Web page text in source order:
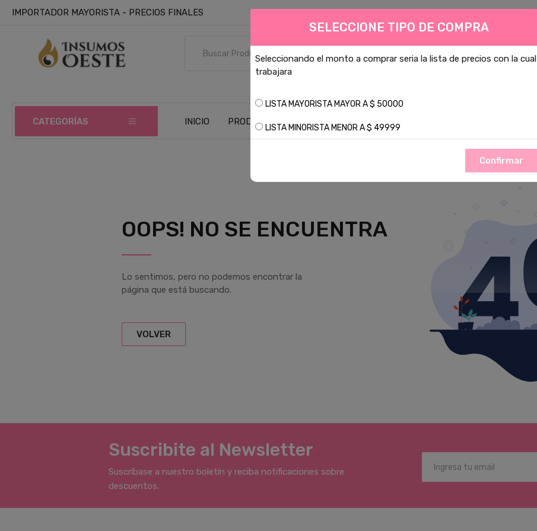
IMPORTADOR MAYORISTA - PRECIOS FINALES
Todas las Categorías
CATEGORÍAS INICIO PRODUCTOS
OOPS! NO SE ENCUENTRA
Lo sentimos, pero no podemos encontrar la
página que está buscando.
VOLVER
Suscribite al Newsletter
Suscríbase a nuestro boletín y reciba notificaciones sobre
descuentos.
SELECCIONE TIPO DE COMPRA
Seleccionando el monto a comprar seria la lista de precios con la cual
trabajara
LISTA MAYORISTA MAYOR A $ 50000
LISTA MINORISTA MENOR A $ 49999
Confirmar